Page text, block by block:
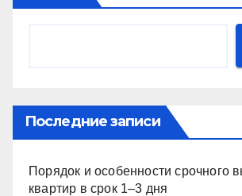
Последние записи
Порядок и особенности срочного
квартир в срок 1–3 дня